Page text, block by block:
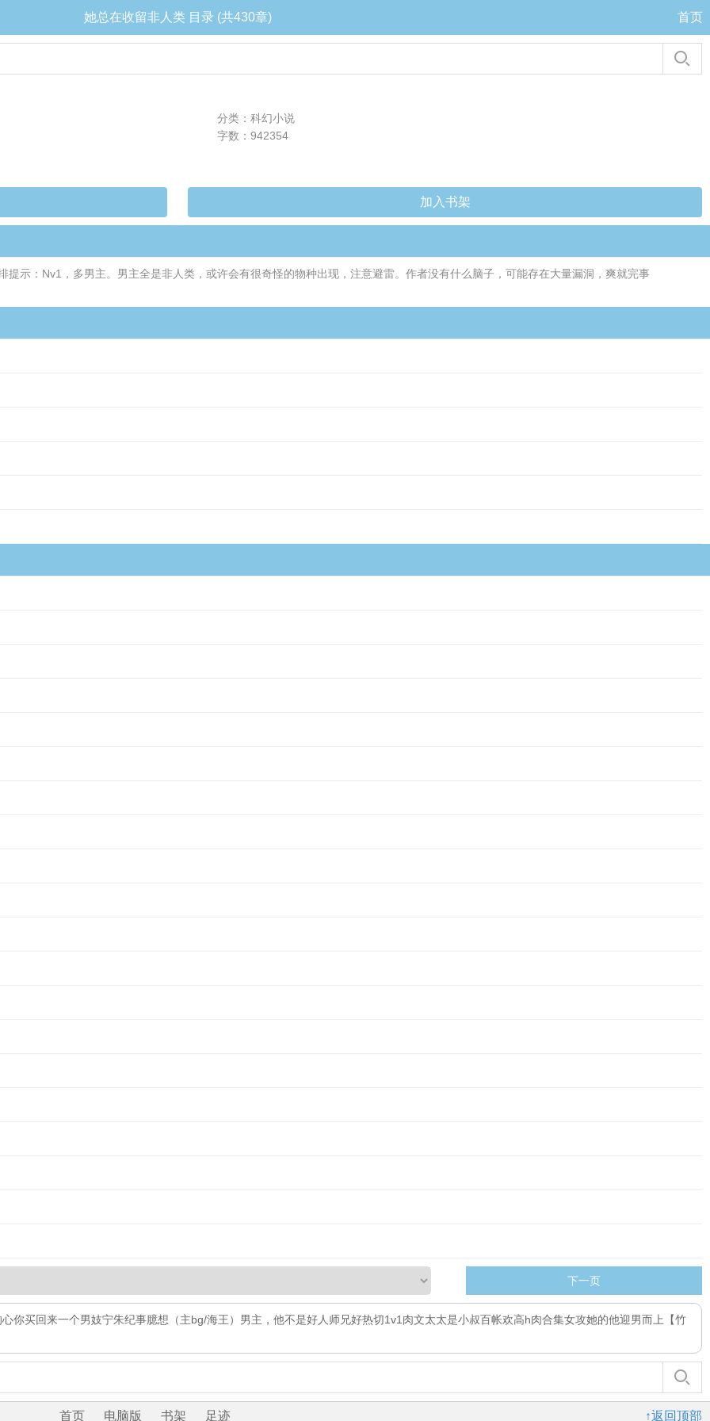
她总在收留非人类 目录 (共430章) 首页
分类：科幻小说
字数：942354
加入书架
：Nv1，多男主。男主全是非人类，或许会有很奇怪的物种出现，注意避雷。作者没有什么脑子，可能存在大量漏洞，爽就完事
下一页
心你买回来一个男妓宁朱纪事臆想（主bg/海王） 男主，他不是好人 师兄好热切1v1 肉文太太是小叔百帐欢高h肉合集女攻她的他迎男而上【竹
↑返回顶部
首页 电脑版 书架 足迹